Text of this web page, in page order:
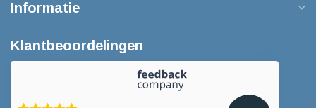
Informatie
Klantbeoordelingen